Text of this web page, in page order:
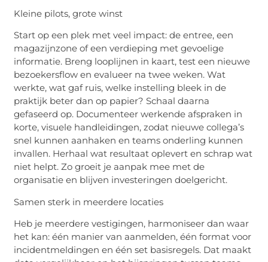
Kleine pilots, grote winst
Start op een plek met veel impact: de entree, een
magazijnzone of een verdieping met gevoelige
informatie. Breng looplijnen in kaart, test een nieuwe
bezoekersflow en evalueer na twee weken. Wat
werkte, wat gaf ruis, welke instelling bleek in de
praktijk beter dan op papier? Schaal daarna
gefaseerd op. Documenteer werkende afspraken in
korte, visuele handleidingen, zodat nieuwe collega’s
snel kunnen aanhaken en teams onderling kunnen
invallen. Herhaal wat resultaat oplevert en schrap wat
niet helpt. Zo groeit je aanpak mee met de
organisatie en blijven investeringen doelgericht.
Samen sterk in meerdere locaties
Heb je meerdere vestigingen, harmoniseer dan waar
het kan: één manier van aanmelden, één format voor
incidentmeldingen en één set basisregels. Dat maakt